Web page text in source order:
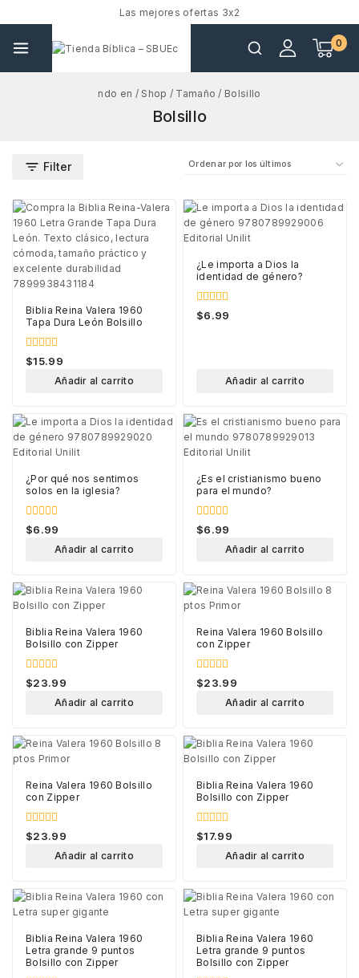
Las mejores ofertas 3x2
0
ndo en / Shop / Tamaño / Bolsillo
Bolsillo
Filter
Biblia Reina Valera 1960
Tapa Dura León Bolsillo
0
out
$15.99
Añadir al carrito
¿Le importa a Dios la
identidad de género?
0
out
$6.99
Añadir al carrito
¿Por qué nos sentimos
solos en la iglesia?
0
out
$6.99
Añadir al carrito
¿Es el cristianismo bueno
para el mundo?
0
out
$6.99
Añadir al carrito
Biblia Reina Valera 1960
Bolsillo con Zipper
0
out
$23.99
Añadir al carrito
Reina Valera 1960 Bolsillo
con Zipper
0
out
$23.99
Añadir al carrito
Reina Valera 1960 Bolsillo
con Zipper
0
out
$23.99
Añadir al carrito
Biblia Reina Valera 1960
Bolsillo con Zipper
0
out
$17.99
Añadir al carrito
Biblia Reina Valera 1960
Letra grande 9 puntos
Bolsillo con Zipper
Biblia Reina Valera 1960
Letra grande 9 puntos
Bolsillo con Zipper